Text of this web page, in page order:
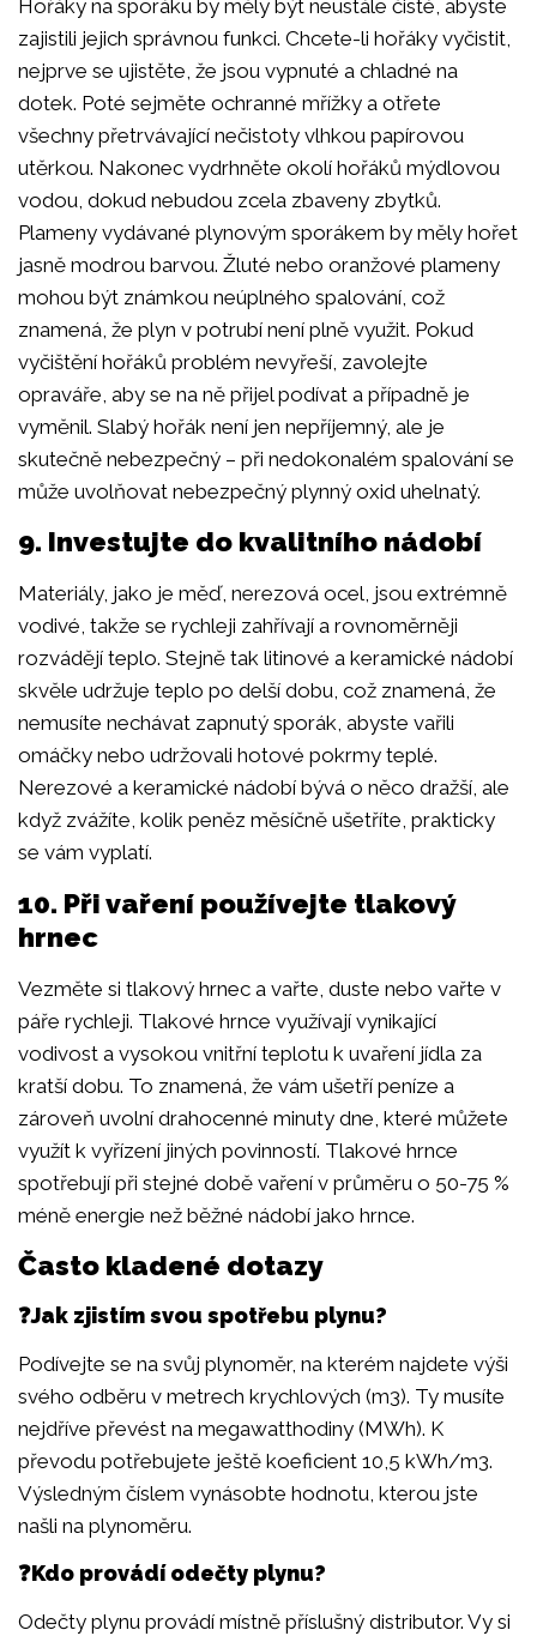
Hořáky na sporáku by měly být neustále čisté, abyste
zajistili jejich správnou funkci. Chcete-li hořáky vyčistit,
nejprve se ujistěte, že jsou vypnuté a chladné na
dotek. Poté sejměte ochranné mřížky a otřete
všechny přetrvávající nečistoty vlhkou papírovou
utěrkou. Nakonec vydrhněte okolí hořáků mýdlovou
vodou, dokud nebudou zcela zbaveny zbytků.
Plameny vydávané plynovým sporákem by měly hořet
jasně modrou barvou. Žluté nebo oranžové plameny
mohou být známkou neúplného spalování, což
znamená, že plyn v potrubí není plně využit. Pokud
vyčištění hořáků problém nevyřeší, zavolejte
opraváře, aby se na ně přijel podívat a případně je
vyměnil. Slabý hořák není jen nepříjemný, ale je
skutečně nebezpečný – při nedokonalém spalování se
může uvolňovat nebezpečný plynný oxid uhelnatý.
9. Investujte do kvalitního nádobí
Materiály, jako je měď, nerezová ocel, jsou extrémně
vodivé, takže se rychleji zahřívají a rovnoměrněji
rozvádějí teplo. Stejně tak litinové a keramické nádobí
skvěle udržuje teplo po delší dobu, což znamená, že
nemusíte nechávat zapnutý sporák, abyste vařili
omáčky nebo udržovali hotové pokrmy teplé.
Nerezové a keramické nádobí bývá o něco dražší, ale
když zvážíte, kolik peněz měsíčně ušetříte, prakticky
se vám vyplatí.
10. Při vaření používejte tlakový
hrnec
Vezměte si tlakový hrnec a vařte, duste nebo vařte v
páře rychleji. Tlakové hrnce využívají vynikající
vodivost a vysokou vnitřní teplotu k uvaření jídla za
kratší dobu. To znamená, že vám ušetří peníze a
zároveň uvolní drahocenné minuty dne, které můžete
využít k vyřízení jiných povinností. Tlakové hrnce
spotřebují při stejné době vaření v průměru o 50-75 %
méně energie než běžné nádobí jako hrnce.
Často kladené dotazy
❓Jak zjistím svou spotřebu plynu?
Podívejte se na svůj plynoměr, na kterém najdete výši
svého odběru v metrech krychlových (m3). Ty musíte
nejdříve převést na megawatthodiny (MWh). K
převodu potřebujete ještě koeficient 10,5 kWh/m3.
Výsledným číslem vynásobte hodnotu, kterou jste
našli na plynoměru.
❓Kdo provádí odečty plynu?
Odečty plynu provádí místně příslušný distributor. Vy si